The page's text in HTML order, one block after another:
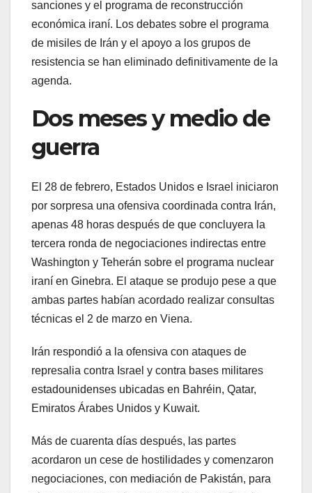
sanciones y el programa de reconstrucción
económica iraní. Los debates sobre el programa
de misiles de Irán y el apoyo a los grupos de
resistencia se han eliminado definitivamente de la
agenda.
Dos meses y medio de
guerra
El 28 de febrero, Estados Unidos e Israel iniciaron
por sorpresa una ofensiva coordinada contra Irán,
apenas 48 horas después de que concluyera la
tercera ronda de negociaciones indirectas entre
Washington y Teherán sobre el programa nuclear
iraní en Ginebra. El ataque se produjo pese a que
ambas partes habían acordado realizar consultas
técnicas el 2 de marzo en Viena.
Irán respondió a la ofensiva con ataques de
represalia contra Israel y contra bases militares
estadounidenses ubicadas en Bahréin, Qatar,
Emiratos Árabes Unidos y Kuwait.
Más de cuarenta días después, las partes
acordaron un cese de hostilidades y comenzaron
negociaciones, con mediación de Pakistán, para